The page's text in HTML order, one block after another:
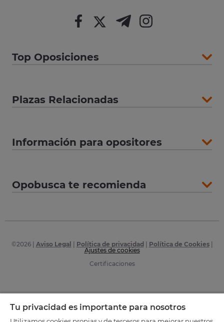
Top Oposiciones
Plazas Relacionadas
Información para opositores
Opobusca te recomienda
©2026| Aviso Legal Política de privacidad Política de Cookies|
Ajustes de cookies
Certificaciones
Tu privacidad es importante para nosotros